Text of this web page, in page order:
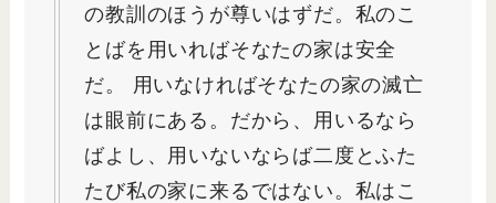
の教訓のほうが尊いはずだ。私のこ
とばを用いればそなたの家は安全
だ。 用いなければそなたの家の滅亡
は眼前にある。だから、用いるなら
ばよし、用いないならば二度とふた
たび私の家に来るではない。私はこ